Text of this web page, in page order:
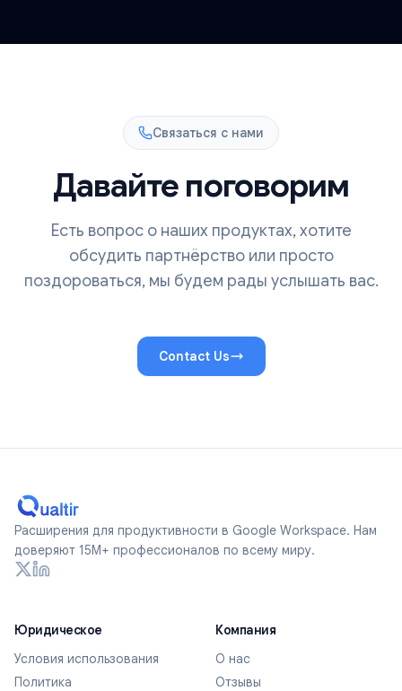
Связаться с нами
Давайте поговорим
Есть вопрос о наших продуктах, хотите
обсудить партнёрство или просто
поздороваться, мы будем рады услышать вас.
Contact Us
Расширения для продуктивности в Google Workspace. Нам
доверяют 15M+ профессионалов по всему миру.
Юридическое
Условия использования
Политика
Компания
О нас
Отзывы